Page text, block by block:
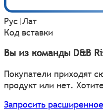
Рус|Лат
Код вставки
Вы из команды D&B
Покупатели приходят
продукт или нет.
Запросить